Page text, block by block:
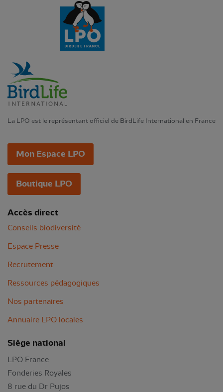
La LPO est le représentant officiel de BirdLife International en France
Mon Espace LPO
Boutique LPO
Accès direct
Conseils biodiversité
Espace Presse
Recrutement
Ressources pédagogiques
Nos partenaires
Annuaire LPO locales
Siège national
LPO France
Fonderies Royales
8 rue du Dr Pujos